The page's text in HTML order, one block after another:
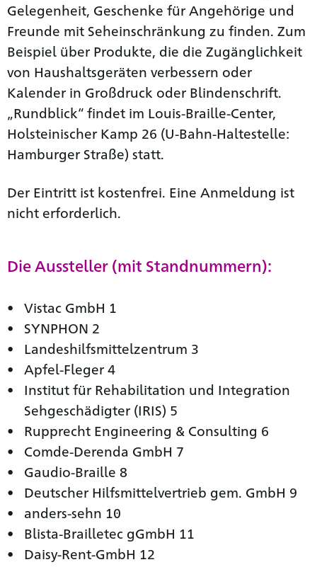
Gelegenheit, Geschenke für Angehörige und
Freunde mit Seheinschränkung zu finden. Zum
Beispiel über Produkte, die die Zugänglichkeit
von Haushaltsgeräten verbessern oder
Kalender in Großdruck oder Blindenschrift.
„Rundblick“ findet im Louis-Braille-Center,
Holsteinischer Kamp 26 (U-Bahn-Haltestelle:
Hamburger Straße) statt.
Der Eintritt ist kostenfrei. Eine Anmeldung ist
nicht erforderlich.
Die Aussteller (mit Standnummern):
Vistac GmbH 1
SYNPHON 2
Landeshilfsmittelzentrum 3
Apfel-Fleger 4
Institut für Rehabilitation und Integration
Sehgeschädigter (IRIS) 5
Rupprecht Engineering & Consulting 6
Comde-Derenda GmbH 7
Gaudio-Braille 8
Deutscher Hilfsmittelvertrieb gem. GmbH 9
anders-sehn 10
Blista-Brailletec gGmbH 11
Daisy-Rent-GmbH 12